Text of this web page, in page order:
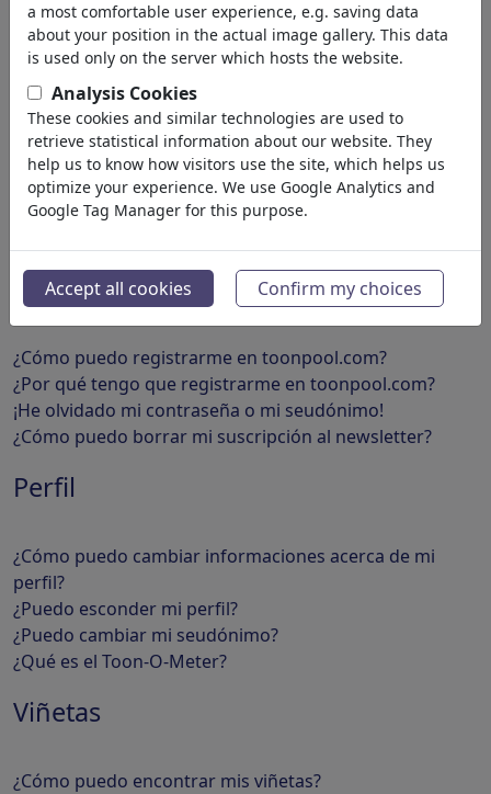
¿Cuántas viñetas puedo subir?
¿Qué formatos puedo subir?
¿Qué formato máximo puede tener mi viñeta?
¿Cómo puedo editar mis viñetas antes de la subida?
¿Cómo puedo cambiar todas las informaciones sobre
mi viñeta después de la subida?
¿Puedo borrar mis viñetas posteriormente?
¿Cómo puedo elegir que dibujo de mi galería es el
Registro
¿Cómo puedo registrarme en toonpool.com?
¿Por qué tengo que registrarme en toonpool.com?
¡He olvidado mi contraseña o mi seudónimo!
¿Cómo puedo borrar mi suscripción al newsletter?
Perfil
¿Cómo puedo cambiar informaciones acerca de mi
perfil?
¿Puedo esconder mi perfil?
¿Puedo cambiar mi seudónimo?
¿Qué es el Toon-O-Meter?
Viñetas
¿Cómo puedo encontrar mis viñetas?
a most comfortable user experience, e.g. saving data
about your position in the actual image gallery. This data
is used only on the server which hosts the website.
Analysis Cookies
These cookies and similar technologies are used to
retrieve statistical information about our website. They
help us to know how visitors use the site, which helps us
optimize your experience. We use Google Analytics and
Google Tag Manager for this purpose.
Accept all cookies Confirm my choices